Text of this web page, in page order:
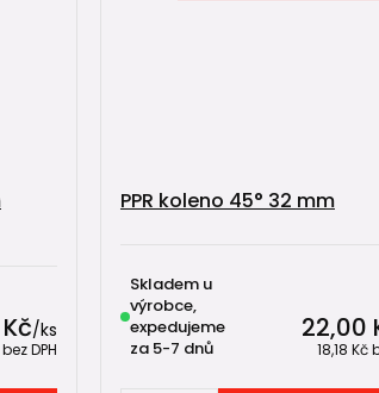
/ks
bez DPH
PPR koleno 45° 32 mm
22,00
18,18 Kč
Skladem u
výrobce,
expedujeme
za 5-7 dnů